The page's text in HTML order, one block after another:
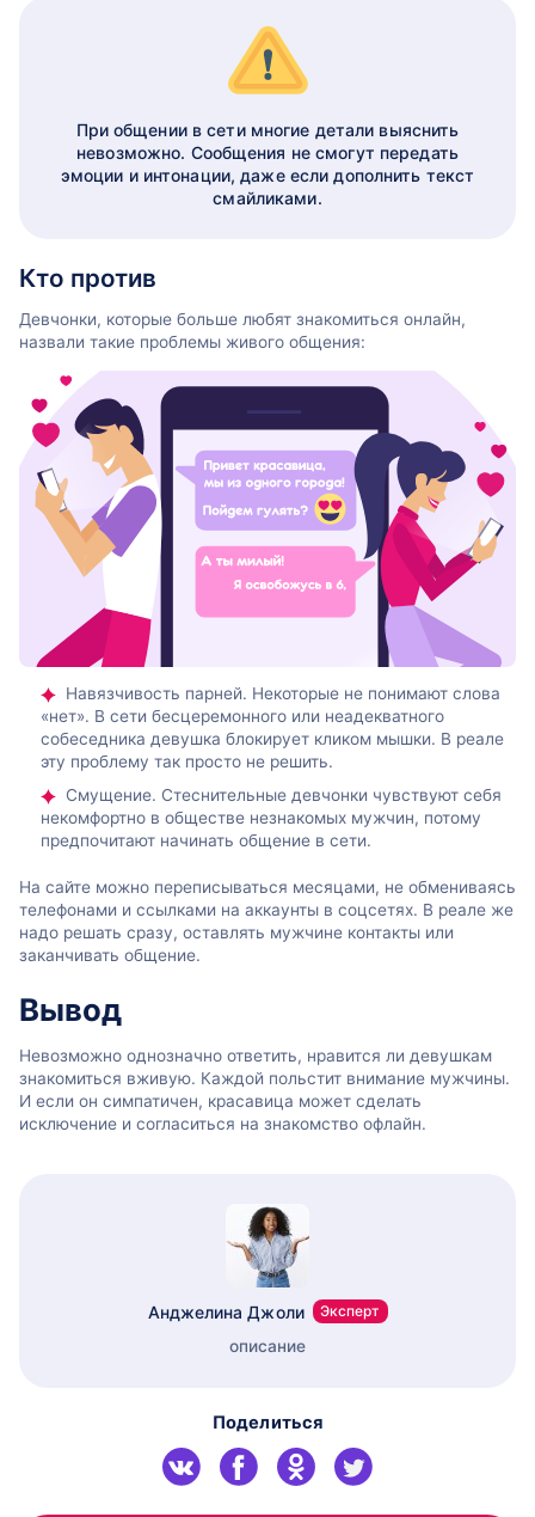
При общении в сети многие детали выяснить
невозможно. Сообщения не смогут передать
эмоции и интонации, даже если дополнить текст
смайликами.
Кто против
Девчонки, которые больше любят знакомиться онлайн,
назвали такие проблемы живого общения:
Навязчивость парней. Некоторые не понимают слова
«нет». В сети бесцеремонного или неадекватного
собеседника девушка блокирует кликом мышки. В реале
эту проблему так просто не решить.
Смущение. Стеснительные девчонки чувствуют себя
некомфортно в обществе незнакомых мужчин, потому
предпочитают начинать общение в сети.
На сайте можно переписываться месяцами, не обмениваясь
телефонами и ссылками на аккаунты в соцсетях. В реале же
надо решать сразу, оставлять мужчине контакты или
заканчивать общение.
Вывод
Невозможно однозначно ответить, нравится ли девушкам
знакомиться вживую. Каждой польстит внимание мужчины.
И если он симпатичен, красавица может сделать
исключение и согласиться на знакомство офлайн.
Анджелина Джоли Эксперт
описание
Поделиться